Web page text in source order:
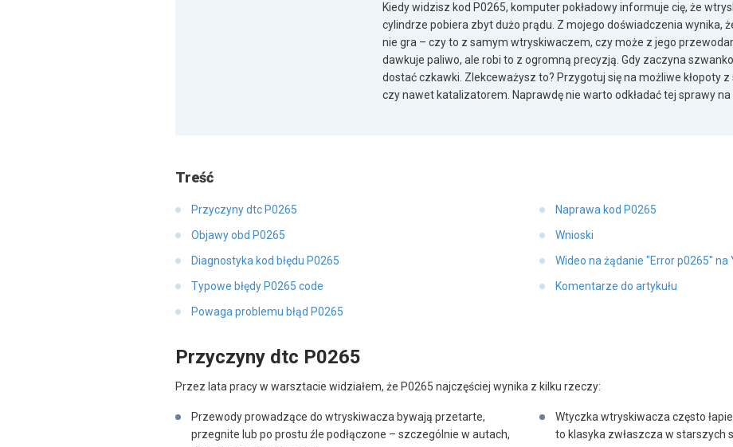
Kiedy widzisz kod P0265, komputer pokładowy informuje cię, że
cylindrze pobiera zbyt dużo prądu. Z mojego doświadczenia wynika,
nie gra – czy to z samym wtryskiwaczem, czy może z jego
dawkuje paliwo, ale robi to z ogromną precyzją. Gdy zaczyna
dostać czkawki. Zlekceważysz to? Przygotuj się na możliwe kłopoty
czy nawet katalizatorem. Naprawdę nie warto odkładać tej sprawy na
Treść
Przyczyny dtc P0265
Objawy obd P0265
Diagnostyka kod błędu P0265
Typowe błędy P0265 code
Powaga problemu błąd P0265
Naprawa kod P0265
Wnioski
Wideo na żądanie "Error p0265" na
Komentarze do artykułu
Przyczyny dtc P0265
Przez lata pracy w warsztacie widziałem, że P0265 najczęściej wynika z kilku rzeczy:
Przewody prowadzące do wtryskiwacza bywają przetarte,
przegnite lub po prostu źle podłączone – szczególnie w autach,
Wtyczka wtryskiwacza często
to klasyka zwłaszcza w starszych